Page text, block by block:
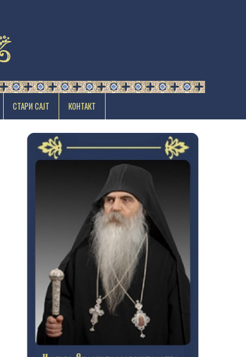
СТАРИ САЈТ КОНТАКТ